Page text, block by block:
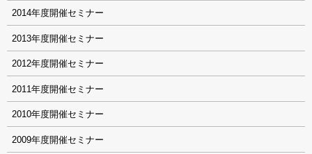
2014
2013
2012
2011
2010
2009